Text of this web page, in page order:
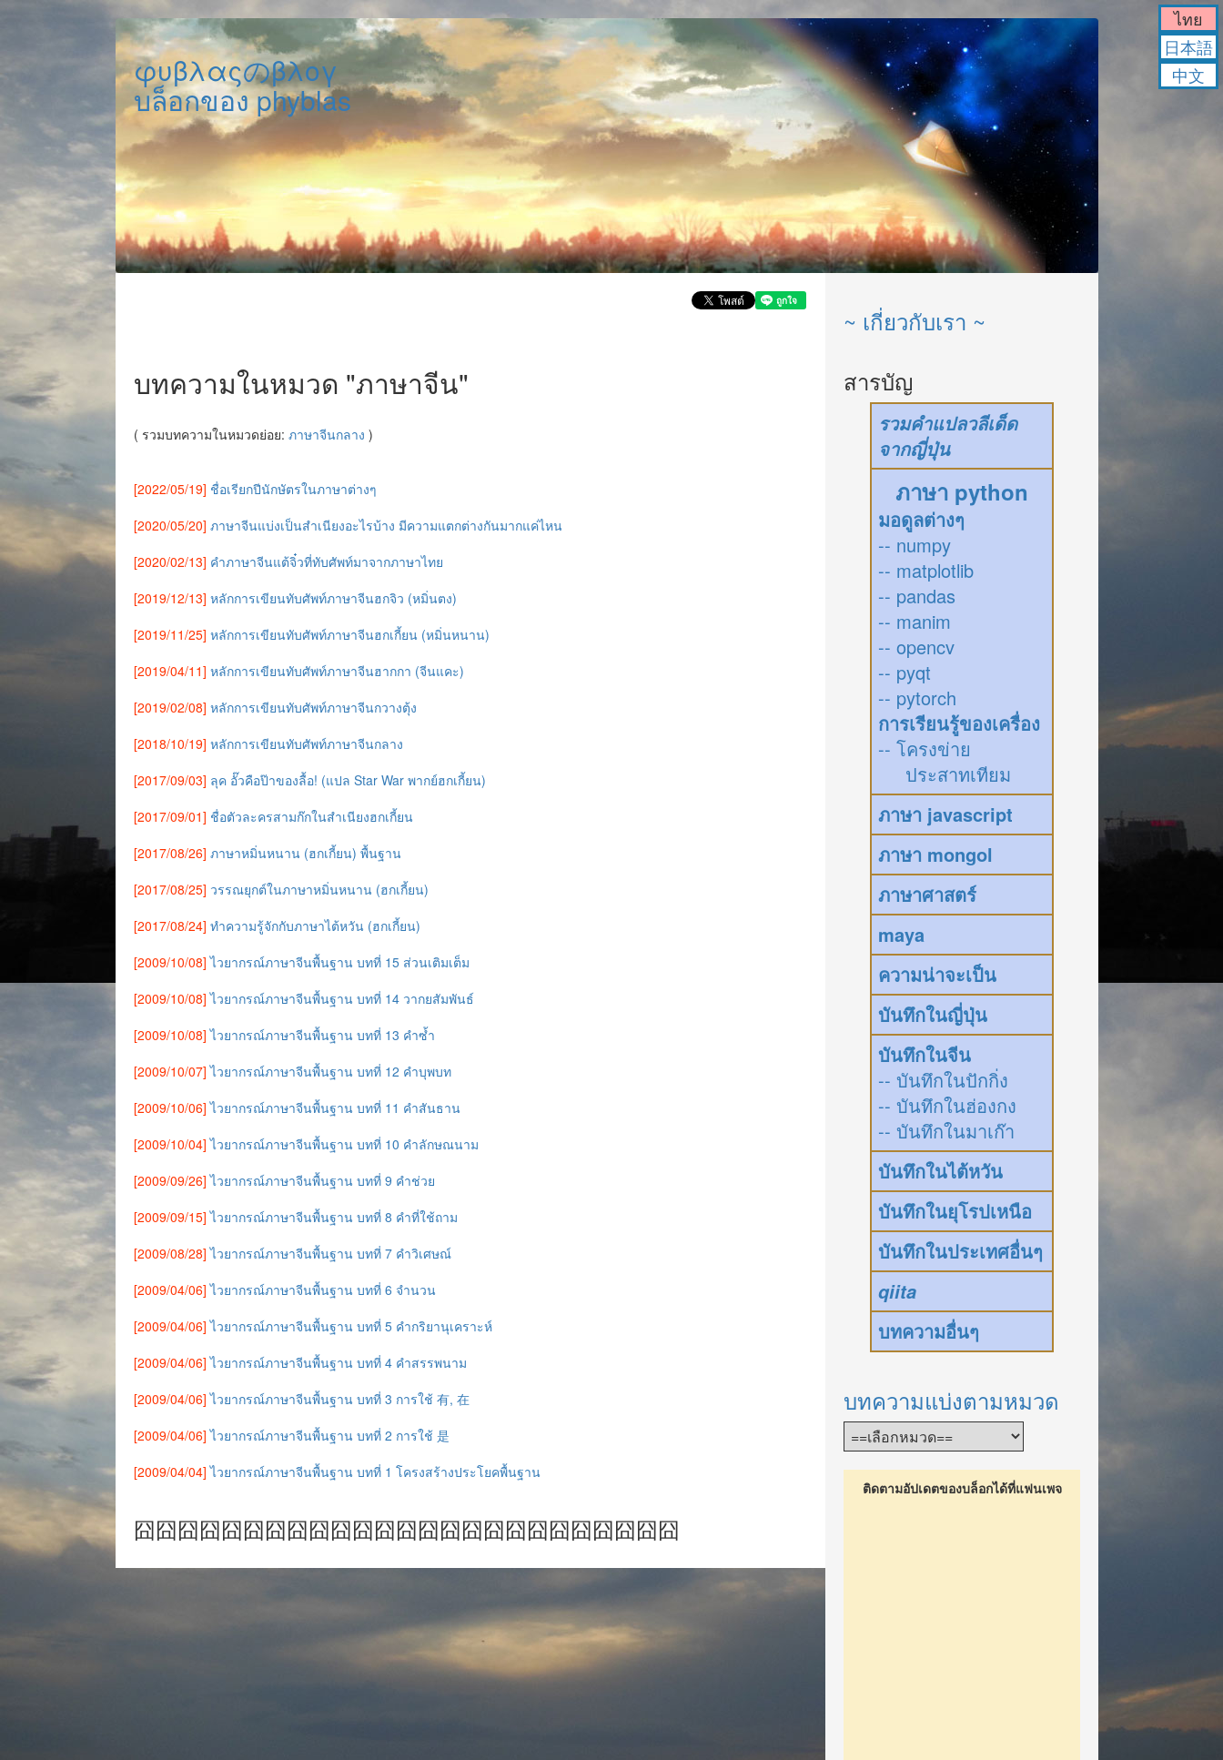
φυβλαςのβλογ
บล็อกของ phyblas
บทความในหมวด "ภาษาจีน"
( รวมบทความในหมวดย่อย: ภาษาจีนกลาง )
[2022/05/19] ชื่อเรียกปีนักษัตรในภาษาต่างๆ
[2020/05/20] ภาษาจีนแบ่งเป็นสำเนียงอะไรบ้าง มีความแตกต่างกันมากแค่ไหน
[2020/02/13] คำภาษาจีนแต้จิ๋วที่ทับศัพท์มาจากภาษาไทย
[2019/12/13] หลักการเขียนทับศัพท์ภาษาจีนฮกจิว (หมิ่นตง)
[2019/11/25] หลักการเขียนทับศัพท์ภาษาจีนฮกเกี้ยน (หมิ่นหนาน)
[2019/04/11] หลักการเขียนทับศัพท์ภาษาจีนฮากกา (จีนแคะ)
[2019/02/08] หลักการเขียนทับศัพท์ภาษาจีนกวางตุ้ง
[2018/10/19] หลักการเขียนทับศัพท์ภาษาจีนกลาง
[2017/09/03] ลุค อั๊วคือป๊าของลื้อ! (แปล Star War พากย์ฮกเกี้ยน)
[2017/09/01] ชื่อตัวละครสามก๊กในสำเนียงฮกเกี้ยน
[2017/08/26] ภาษาหมิ่นหนาน (ฮกเกี้ยน) พื้นฐาน
[2017/08/25] วรรณยุกต์ในภาษาหมิ่นหนาน (ฮกเกี้ยน)
[2017/08/24] ทำความรู้จักกับภาษาไต้หวัน (ฮกเกี้ยน)
[2009/10/08] ไวยากรณ์ภาษาจีนพื้นฐาน บทที่ 15 ส่วนเติมเต็ม
[2009/10/08] ไวยากรณ์ภาษาจีนพื้นฐาน บทที่ 14 วากยสัมพันธ์
[2009/10/08] ไวยากรณ์ภาษาจีนพื้นฐาน บทที่ 13 คำซ้ำ
[2009/10/07] ไวยากรณ์ภาษาจีนพื้นฐาน บทที่ 12 คำบุพบท
[2009/10/06] ไวยากรณ์ภาษาจีนพื้นฐาน บทที่ 11 คำสันธาน
[2009/10/04] ไวยากรณ์ภาษาจีนพื้นฐาน บทที่ 10 คำลักษณนาม
[2009/09/26] ไวยากรณ์ภาษาจีนพื้นฐาน บทที่ 9 คำช่วย
[2009/09/15] ไวยากรณ์ภาษาจีนพื้นฐาน บทที่ 8 คำที่ใช้ถาม
[2009/08/28] ไวยากรณ์ภาษาจีนพื้นฐาน บทที่ 7 คำวิเศษณ์
[2009/04/06] ไวยากรณ์ภาษาจีนพื้นฐาน บทที่ 6 จำนวน
[2009/04/06] ไวยากรณ์ภาษาจีนพื้นฐาน บทที่ 5 คำกริยานุเคราะห์
[2009/04/06] ไวยากรณ์ภาษาจีนพื้นฐาน บทที่ 4 คำสรรพนาม
[2009/04/06] ไวยากรณ์ภาษาจีนพื้นฐาน บทที่ 3 การใช้ 有, 在
[2009/04/06] ไวยากรณ์ภาษาจีนพื้นฐาน บทที่ 2 การใช้ 是
[2009/04/04] ไวยากรณ์ภาษาจีนพื้นฐาน บทที่ 1 โครงสร้างประโยคพื้นฐาน
囧囧囧囧囧囧囧囧囧囧囧囧囧囧囧囧囧囧囧囧囧囧囧囧囧
~ เกี่ยวกับเรา ~
สารบัญ
รวมคำแปลวลีเด็ด
จากญี่ปุ่น
ภาษา python
มอดูลต่างๆ
-- numpy
-- matplotlib
-- pandas
-- manim
-- opencv
-- pyqt
-- pytorch
การเรียนรู้ของเครื่อง
-- โครงข่าย
ประสาทเทียม
ภาษา javascript
ภาษา mongol
ภาษาศาสตร์
maya
ความน่าจะเป็น
บันทึกในญี่ปุ่น
บันทึกในจีน
-- บันทึกในปักกิ่ง
-- บันทึกในฮ่องกง
-- บันทึกในมาเก๊า
บันทึกในไต้หวัน
บันทึกในยุโรปเหนือ
บันทึกในประเทศอื่นๆ
qiita
บทความอื่นๆ
บทความแบ่งตามหมวด
ติดตามอัปเดตของบล็อกได้ที่แฟนเพจ
ไทย
日本語
中文